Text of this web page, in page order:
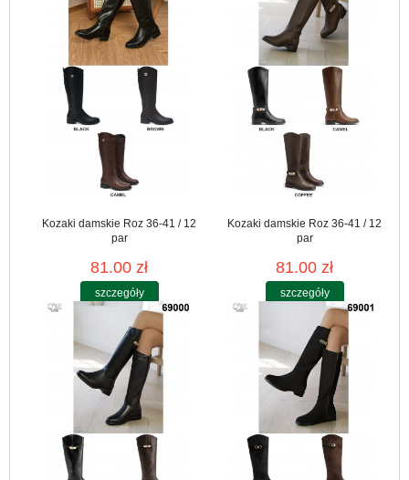
Kozaki damskie Roz 36-41 / 12
par
81.00 zł
szczegóły
Kozaki damskie Roz 36-41 / 12
par
81.00 zł
szczegóły